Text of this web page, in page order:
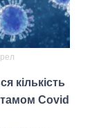
кількість
Covid